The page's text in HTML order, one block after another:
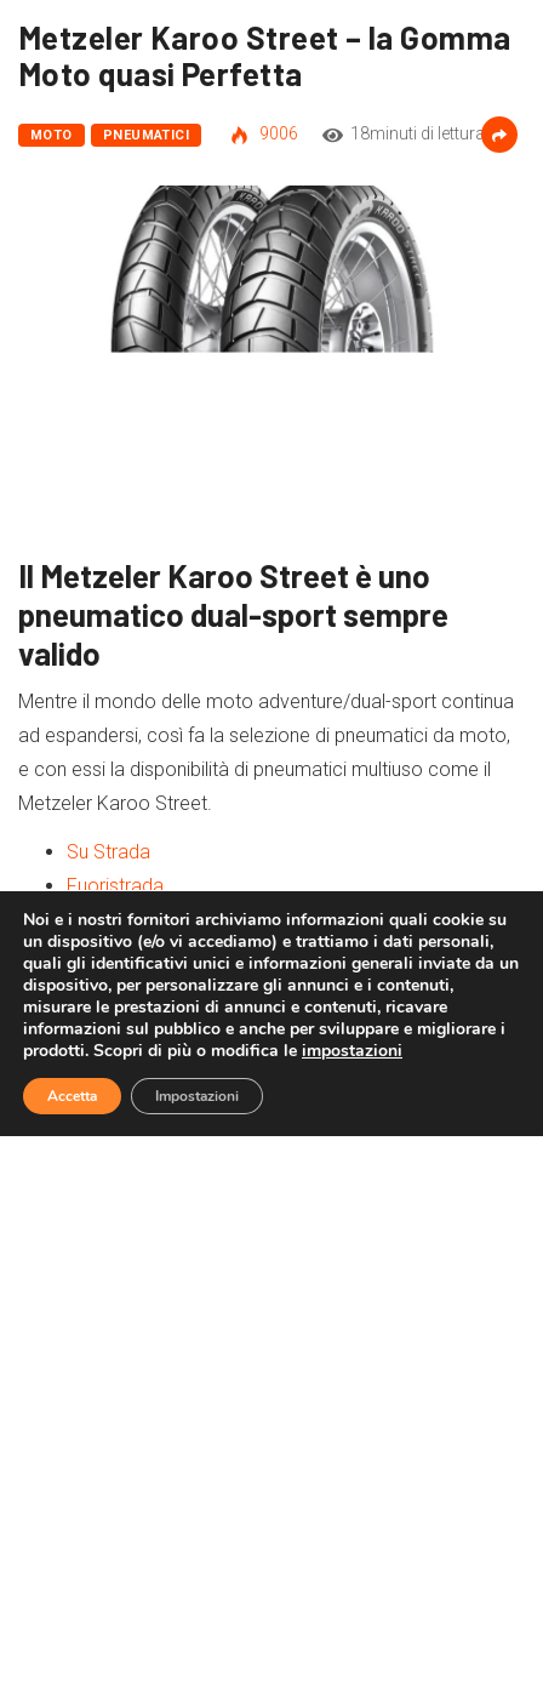
Metzeler Karoo Street – la Gomma
Moto quasi Perfetta
MOTO PNEUMATICI 9006 18minuti di lettura
Il Metzeler Karoo Street è uno
pneumatico dual-sport sempre
valido
Mentre il mondo delle moto adventure/dual-sport continua
ad espandersi, così fa la selezione di pneumatici da moto,
e con essi la disponibilità di pneumatici multiuso come il
Metzeler Karoo Street.
Su Strada
Fuoristrada
Misure
Prezzi
Visivamente, il disegno del battistrada
della Street si rifà al Metzeler Karoo 3,
uno dei nostri pneumatici 50/50
preferiti.
Noi e i nostri fornitori archiviamo informazioni quali cookie su
un dispositivo (e/o vi accediamo) e trattiamo i dati personali,
quali gli identificativi unici e informazioni generali inviate da un
dispositivo, per personalizzare gli annunci e i contenuti,
misurare le prestazioni di annunci e contenuti, ricavare
informazioni sul pubblico e anche per sviluppare e migliorare i
prodotti. Scopri di più o modifica le impostazioni
Accetta Impostazioni